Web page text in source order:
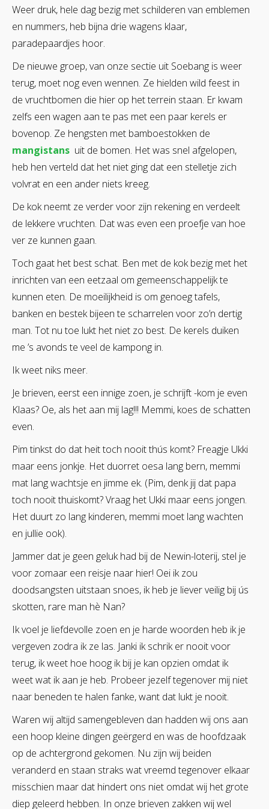
Weer druk, hele dag bezig met schilderen van emblemen
en nummers, heb bijna drie wagens klaar,
paradepaardjes hoor.
De nieuwe groep, van onze sectie uit Soebang is weer
terug, moet nog even wennen. Ze hielden wild feest in
de vruchtbomen die hier op het terrein staan. Er kwam
zelfs een wagen aan te pas met een paar kerels er
bovenop. Ze hengsten met bamboestokken de
mangistans uit de bomen. Het was snel afgelopen,
heb hen verteld dat het niet ging dat een stelletje zich
volvrat en een ander niets kreeg.
De kok neemt ze verder voor zijn rekening en verdeelt
de lekkere vruchten. Dat was even een proefje van hoe
ver ze kunnen gaan.
Toch gaat het best schat. Ben met de kok bezig met het
inrichten van een eetzaal om gemeenschappelijk te
kunnen eten. De moeilijkheid is om genoeg tafels,
banken en bestek bijeen te scharrelen voor zo’n dertig
man. Tot nu toe lukt het niet zo best. De kerels duiken
me ’s avonds te veel de kampong in.
Ik weet niks meer.
Je brieven, eerst een innige zoen, je schrijft -kom je even
Klaas? Oe, als het aan mij lag!!! Memmi, koes de schatten
even.
Pim tinkst do dat heit toch nooit thús komt? Freagje Ukki
maar eens jonkje. Het duorret oesa lang bern, memmi
mat lang wachtsje en jimme ek. (Pim, denk jij dat papa
toch nooit thuiskomt? Vraag het Ukki maar eens jongen.
Het duurt zo lang kinderen, memmi moet lang wachten
en jullie ook).
Jammer dat je geen geluk had bij de Newin-loterij, stel je
voor zomaar een reisje naar hier! Oei ik zou
doodsangsten uitstaan snoes, ik heb je liever veilig bij ús
skotten, rare man hè Nan?
Ik voel je liefdevolle zoen en je harde woorden heb ik je
vergeven zodra ik ze las. Janki ik schrik er nooit voor
terug, ik weet hoe hoog ik bij je kan opzien omdat ik
weet wat ik aan je heb. Probeer jezelf tegenover mij niet
naar beneden te halen fanke, want dat lukt je nooit.
Waren wij altijd samengebleven dan hadden wij ons aan
een hoop kleine dingen geërgerd en was de hoofdzaak
op de achtergrond gekomen. Nu zijn wij beiden
veranderd en staan straks wat vreemd tegenover elkaar
misschien maar dat hindert ons niet omdat wij het grote
diep geleerd hebben. In onze brieven zakken wij wel